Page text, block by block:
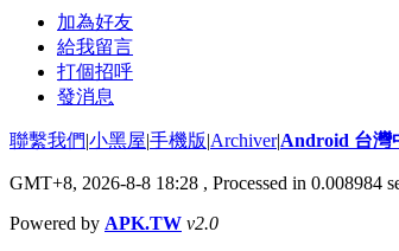
加為好友
給我留言
打個招呼
發消息
聯繫我們|小黑屋|手機版|Archiver|Android 台灣
GMT+8, 2026-8-8 18:28 , Processed in 0.008984
Powered by APK.TW v2.0